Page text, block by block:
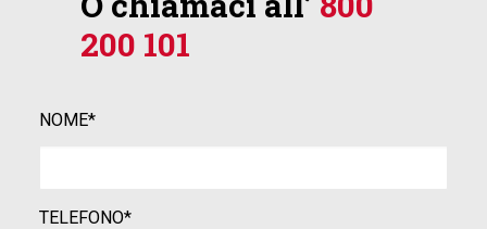
200 101
NOME*
TELEFONO*